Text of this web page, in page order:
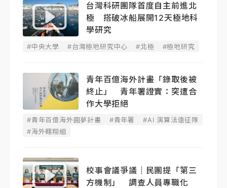
台灣科研團隊首度自主前進北
極 搭破冰船展開12天極地科
學研究
#中央大學 #台灣極地研究中心 #北極 #極地研究
青年百億海外計畫「錄取後被
終止」 青年署證實：突遭合
作大學拒絕
#青年百億海外圓夢計畫 #青年署
#AI 演算法遠征隊
#海外翱翔組
校事會議爭議｜民團提「第三
方機制」 調查人員專職化